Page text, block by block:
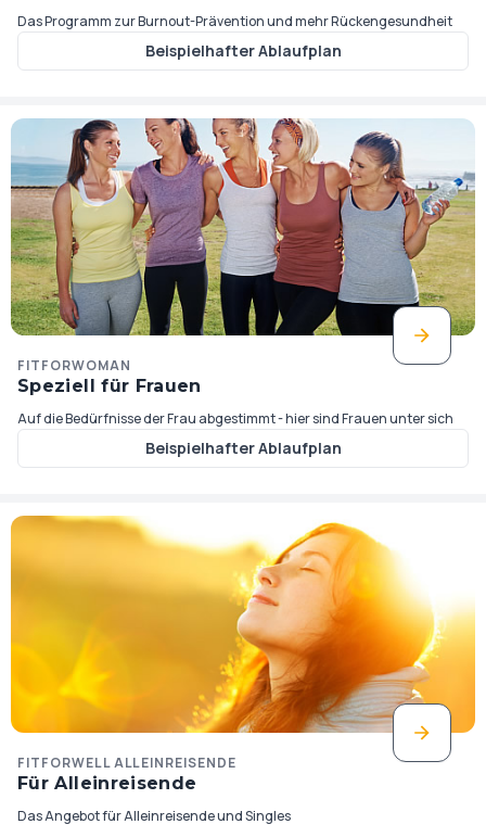
Das Programm zur Burnout-Prävention und mehr Rückengesundheit
Beispielhafter Ablaufplan
FITFORWOMAN
Speziell für Frauen
Auf die Bedürfnisse der Frau abgestimmt - hier sind Frauen unter sich
Beispielhafter Ablaufplan
FITFORWELL ALLEINREISENDE
Für Alleinreisende
Das Angebot für Alleinreisende und Singles